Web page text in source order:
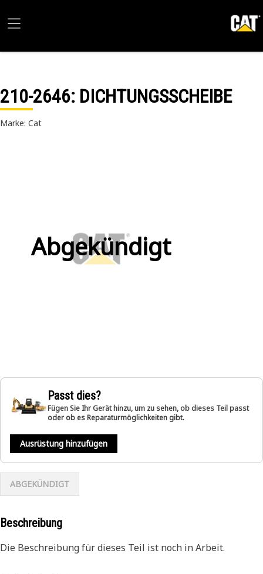
210-2646: DICHTUNGSSCHEIBE
Marke: Cat
Abgekündigt
Passt dies?
Fügen Sie Ihr Gerät hinzu, um zu sehen, ob dieses Teil passt
oder ob es Reparaturmöglichkeiten gibt.
Ausrüstung hinzufügen
ABGEKÜNDIGT
Beschreibung
Die Beschreibung für dieses Teil ist noch in Arbeit.